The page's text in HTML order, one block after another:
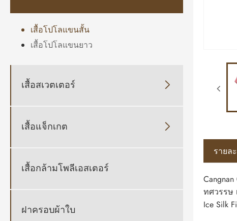
เสื้อโปโลแขนสั้น
เสื้อโปโลแขนยาว
เสื้อสเวตเตอร์ 
เสื้อแจ็กเกต 
เสื้อกล้ามโพลีเอสเตอร์
ฝาครอบผ้าใบ
รายล
ทศวรรษ
Ice Silk